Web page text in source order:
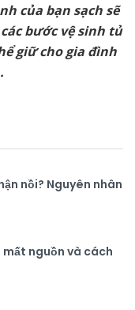
của bạn sạch sẽ
bước vệ sinh tủ
giữ cho gia đình
nồi? Nguyên nhân
nguồn và cách